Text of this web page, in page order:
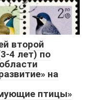
второй
4 лет) по
на
птицы»